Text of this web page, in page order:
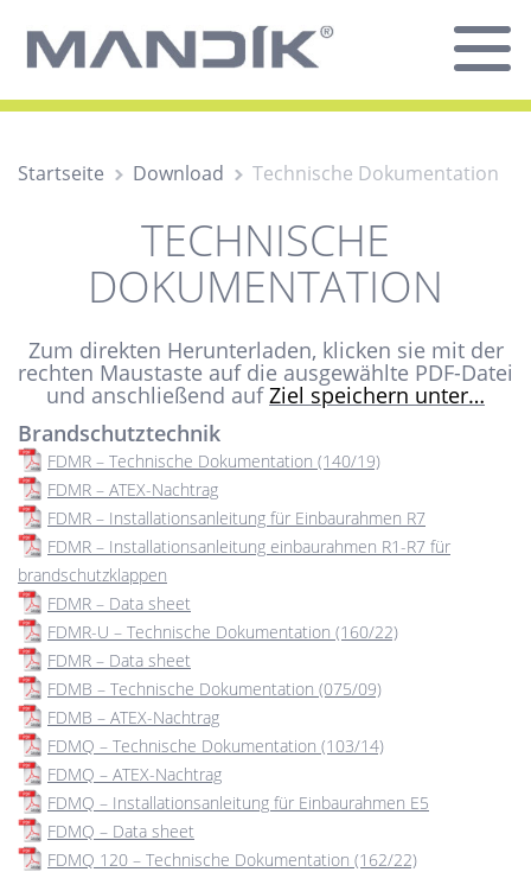
Startseite Download Technische Dokumentation
TECHNISCHE
DOKUMENTATION
Zum direkten Herunterladen, klicken sie mit der
rechten Maustaste auf die ausgewählte PDF-Datei
und anschließend aufZiel speichern unter…
Brandschutztechnik
FDMR – Technische Dokumentation (140/19)
FDMR – ATEX-Nachtrag
FDMR – Installationsanleitung für Einbaurahmen R7
FDMR – Installationsanleitung einbaurahmen R1-R7 für
brandschutzklappen
FDMR – Data sheet
FDMR-U – Technische Dokumentation (160/22)
FDMR – Data sheet
FDMB – Technische Dokumentation (075/09)
FDMB – ATEX-Nachtrag
FDMQ – Technische Dokumentation (103/14)
FDMQ – ATEX-Nachtrag
FDMQ – Installationsanleitung für Einbaurahmen E5
FDMQ – Data sheet
FDMQ 120 – Technische Dokumentation (162/22)